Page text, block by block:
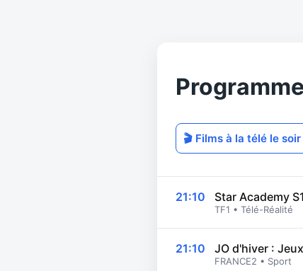
🎬 Films à la télé le
21:10 Star Academy
TF1 • Télé-Réalité
21:10 JO d'hiver :
FRANCE2 • Sport